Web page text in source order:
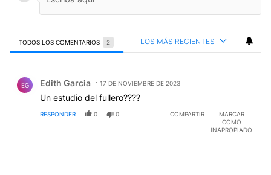
TODOS LOS COMENTARIOS 2 LOS MÁS RECIENTES
EG Edith Garcia 17 DE NOVIEMBRE DE 2023
Un estudio del fullero????
RESPONDER 0 0 COMPARTIR
MARCAR
COMO
INAPROPIADO